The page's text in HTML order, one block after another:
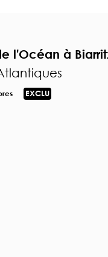
l'Océan à
EXCLU